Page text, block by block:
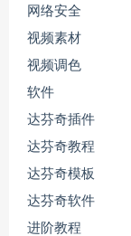
网络安全
视频素材
视频调色
软件
达芬奇插件
达芬奇教程
达芬奇模板
达芬奇软件
进阶教程